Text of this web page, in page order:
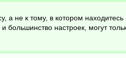
не к тому, в котором
большинство настроек, могут